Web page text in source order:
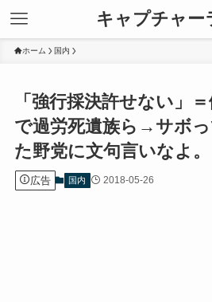
キャプチャー
ホーム 国内
「強行採決許せない」
で過労死遺族ら→サボ
た野党に文句言いなよ。
広告 国内 2018-05-26